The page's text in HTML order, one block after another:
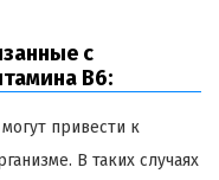
с
B6:
привести к
В таких случаях